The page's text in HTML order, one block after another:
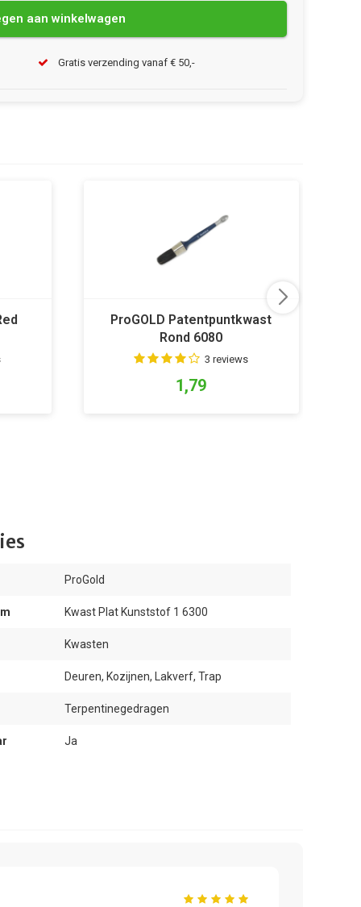
aan winkelwagen
Gratis verzending vanaf € 50,-
ProGOLD Patentpuntkwast
Rond 6080
3 reviews
1,79
ProGold
Kwast Plat Kunststof 1 6300
Kwasten
Deuren, Kozijnen, Lakverf, Trap
Terpentinegedragen
Ja